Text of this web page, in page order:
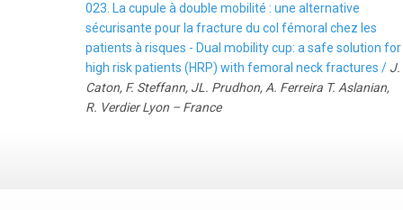
023. La cupule à double mobilité : une alternative
sécurisante pour la fracture du col fémoral chez les
patients à risques - Dual mobility cup: a safe solution for
high risk patients (HRP) with femoral neck fractures / J.
Caton, F. Steffann, JL. Prudhon, A. Ferreira T. Aslanian,
R. Verdier Lyon – France